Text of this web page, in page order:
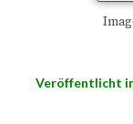
Veröffentlicht